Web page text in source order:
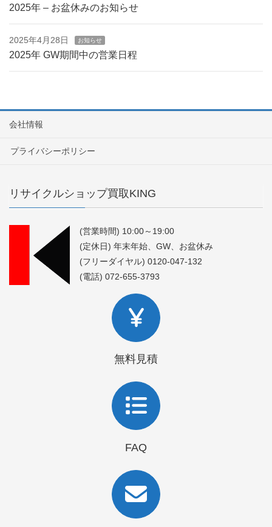
2025年 – お盆休みのお知らせ
2025年4月28日 お知らせ
2025年 GW期間中の営業日程
会社情報
プライバシーポリシー
リサイクルショップ買取KING
(営業時間) 10:00～19:00
(定休日) 年末年始、GW、お盆休み
(フリーダイヤル) 0120-047-132
(電話) 072-655-3793
無料見積
FAQ